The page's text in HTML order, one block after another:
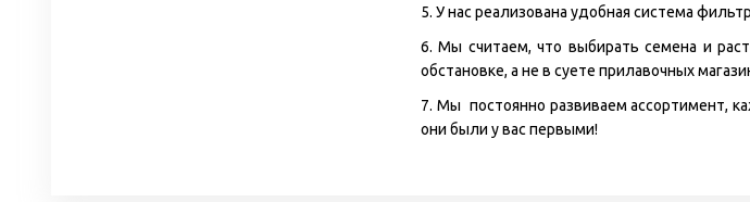
5. У нас реализована удобная система
6. Мы считаем, что выбирать семена и
обстановке, а не в суете прилавочных
7. Мы постоянно развиваем ассортимент,
они были у вас первыми!